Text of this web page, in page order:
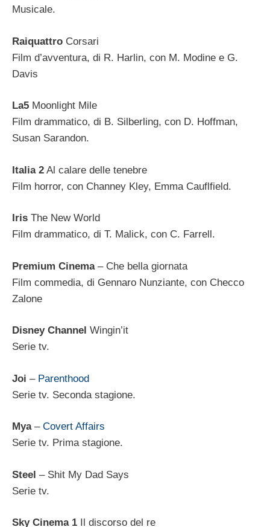
Musicale.
Raiquattro Corsari
Film d’avventura, di R. Harlin, con M. Modine e G.
Davis
La5 Moonlight Mile
Film drammatico, di B. Silberling, con D. Hoffman,
Susan Sarandon.
Italia 2 Al calare delle tenebre
Film horror, con Channey Kley, Emma Cauflfield.
Iris The New World
Film drammatico, di T. Malick, con C. Farrell.
Premium Cinema– Che bella giornata
Film commedia, di Gennaro Nunziante, con Checco
Zalone
Disney Channel Wingin’it
Serie tv.
Joi – Parenthood
Serie tv. Seconda stagione.
Mya– Covert Affairs
Serie tv. Prima stagione.
Steel – Shit My Dad Says
Serie tv.
Sky Cinema 1 Il discorso del re